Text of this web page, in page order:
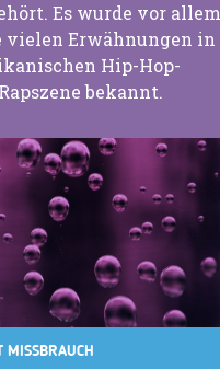
Es wurde vor allem
vielen Erwähnungen in
Hip-Hop-
bekannt.
MISSBRAUCH